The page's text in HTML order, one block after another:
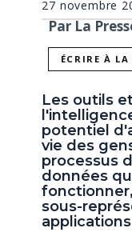
27 novembre
Par La
ÉCRIRE À LA
Les outils
potentiel
vie des
processus
données
sous-